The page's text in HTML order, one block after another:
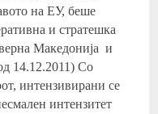
на ЕУ, беше
и стратешка
Македонија и
14.12.2011) Со
интензивирани се
интензитет